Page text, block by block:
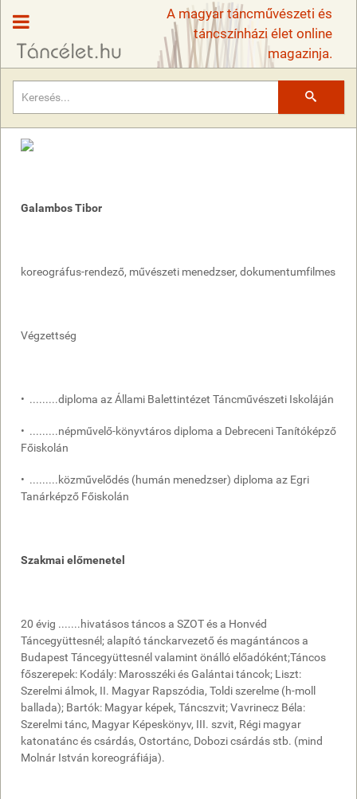
A magyar táncművészeti és
táncszínházi élet online
magazinja.
Galambos Tibor
koreográfus-rendező, művészeti menedzser, dokumentumfilmes
Végzettség
• .........diploma az Állami Balettintézet Táncművészeti Iskoláján
• .........népművelő-könyvtáros diploma a Debreceni Tanítóképző
Főiskolán
• .........közművelődés (humán menedzser) diploma az Egri
Tanárképző Főiskolán
Szakmai előmenetel
20 évig .......hivatásos táncos a SZOT és a Honvéd
Táncegyüttesnél; alapító tánckarvezető és magántáncos a
Budapest Táncegyüttesnél valamint önálló előadóként;Táncos
főszerepek: Kodály: Marosszéki és Galántai táncok; Liszt:
Szerelmi álmok, II. Magyar Rapszódia, Toldi szerelme (h-moll
ballada); Bartók: Magyar képek, Táncszvit; Vavrinecz Béla:
Szerelmi tánc, Magyar Képeskönyv, III. szvit, Régi magyar
katonatánc és csárdás, Ostortánc, Dobozi csárdás stb. (mind
Molnár István koreográfiája).